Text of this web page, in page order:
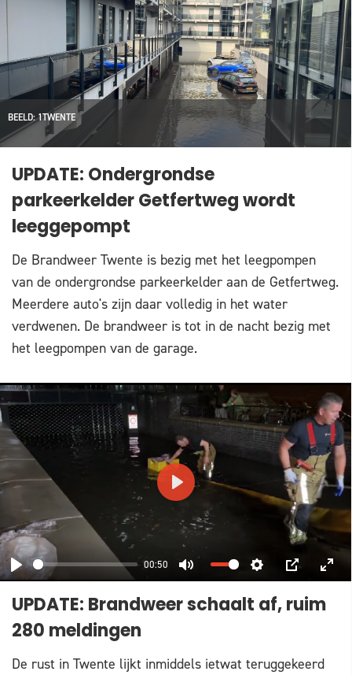
BEELD: 1TWENTE
UPDATE: Ondergrondse
parkeerkelder Getfertweg wordt
leeggepompt
De Brandweer Twente is bezig met het leegpompen
van de ondergrondse parkeerkelder aan de Getfertweg.
Meerdere auto's zijn daar volledig in het water
verdwenen. De brandweer is tot in de nacht bezig met
het leegpompen van de garage.
PLAY 00:50 MUTE
SETTINGS
PIP
PLAY
UPDATE: Brandweer schaalt af, ruim
280 meldingen
De rust in Twente lijkt inmiddels ietwat teruggekeerd